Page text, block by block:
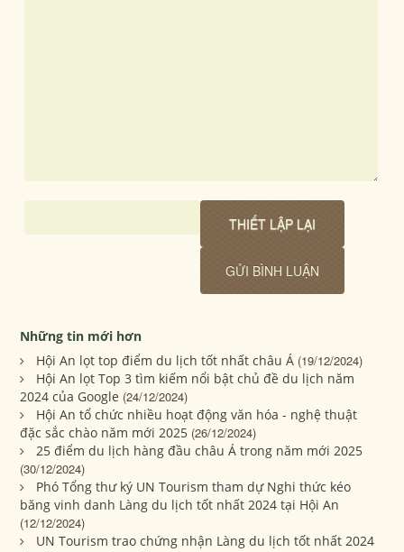
Những tin mới hơn
Hội An lọt top điểm du lịch tốt nhất châu Á (19/12/2024)
Hội An lọt Top 3 tìm kiếm nổi bật chủ đề du lịch năm
2024 của Google (24/12/2024)
Hội An tổ chức nhiều hoạt động văn hóa - nghệ thuật
đặc sắc chào năm mới 2025 (26/12/2024)
25 điểm du lịch hàng đầu châu Á trong năm mới 2025
(30/12/2024)
Phó Tổng thư ký UN Tourism tham dự Nghi thức kéo
băng vinh danh Làng du lịch tốt nhất 2024 tại Hội An
(12/12/2024)
UN Tourism trao chứng nhận Làng du lịch tốt nhất 2024